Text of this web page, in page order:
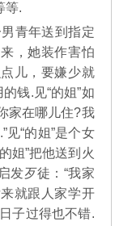
等.
青年送到指定
，她装作害怕
儿，要嫌少就
钱.见“的姐”如
家在哪儿住?我
“的姐”是个女
姐”把他送到火
发歹徒：“我家
就跟人家学开
子过得也不错.